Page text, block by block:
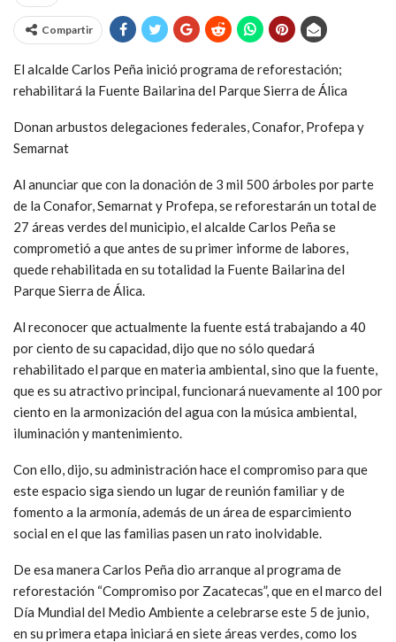
Compartir
El alcalde Carlos Peña inició programa de reforestación;
rehabilitará la Fuente Bailarina del Parque Sierra de Álica
Donan arbustos delegaciones federales, Conafor, Profepa y
Semarnat
Al anunciar que con la donación de 3 mil 500 árboles por parte
de la Conafor, Semarnat y Profepa, se reforestarán un total de
27 áreas verdes del municipio, el alcalde Carlos Peña se
comprometió a que antes de su primer informe de labores,
quede rehabilitada en su totalidad la Fuente Bailarina del
Parque Sierra de Álica.
Al reconocer que actualmente la fuente está trabajando a 40
por ciento de su capacidad, dijo que no sólo quedará
rehabilitado el parque en materia ambiental, sino que la fuente,
que es su atractivo principal, funcionará nuevamente al 100 por
ciento en la armonización del agua con la música ambiental,
iluminación y mantenimiento.
Con ello, dijo, su administración hace el compromiso para que
este espacio siga siendo un lugar de reunión familiar y de
fomento a la armonía, además de un área de esparcimiento
social en el que las familias pasen un rato inolvidable.
De esa manera Carlos Peña dio arranque al programa de
reforestación “Compromiso por Zacatecas”, que en el marco del
Día Mundial del Medio Ambiente a celebrarse este 5 de junio,
en su primera etapa iniciará en siete áreas verdes, como los